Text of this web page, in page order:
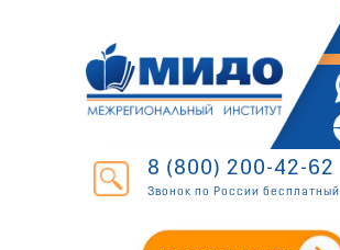
8 (800) 200-42-62
Звонок по России бесплатный